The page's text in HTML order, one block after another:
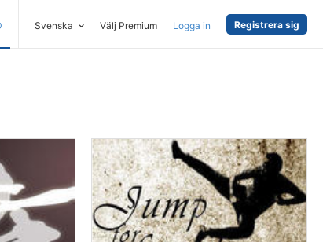
Svenska Välj Premium Logga in Registrera sig